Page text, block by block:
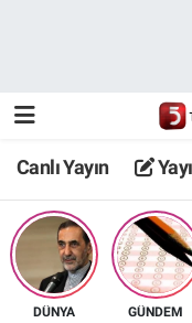
Canlı Yayın
DÜNYA GÜNDEM
TV 5 Ekranı